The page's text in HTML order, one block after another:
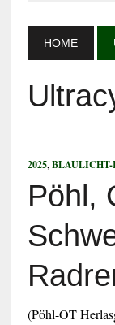
HOME
2025, BLAULICHT-
Pöhl,
(Pöhl-OT